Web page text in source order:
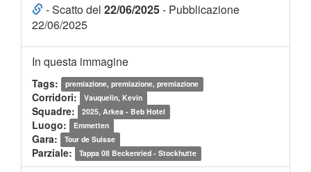
- Scatto del 22/06/2025- Pubblicazione
22/06/2025
In questa immagine
Tags: premiazione, premiazione, premiazione
Corridori: Vauquelin, Kevin
Squadre: 2025, Arkea - Beb Hotel
Luogo: Emmetten
Gara: Tour de Suisse
Parziale: Tappa 08 Beckenried - Stockhutte